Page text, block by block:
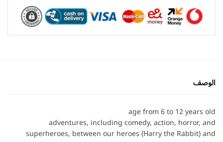
الوصف
age from 6 to 12 years old
adventures, including comedy, action, horror, and
superheroes, between our heroes (Harry the Rabbit) and